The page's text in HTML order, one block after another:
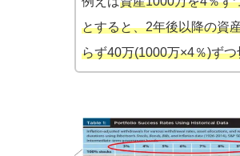
とすると、2年後以降の資
らず40万(1000万×4％)ず